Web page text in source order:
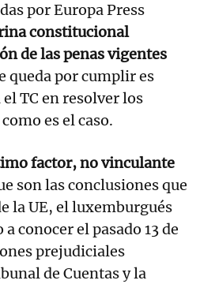
por Europa Press
constitucional
de las penas vigentes
queda por cumplir es
TC en resolver los
es el caso.
factor, no vinculante
son las conclusiones que
la UE, el luxemburgués
conocer el pasado 13 de
prejudiciales
de Cuentas y la